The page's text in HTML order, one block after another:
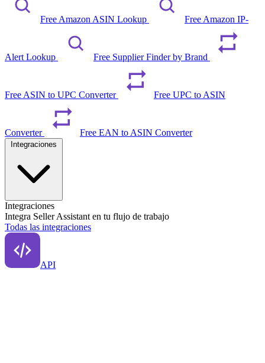
Free Amazon ASIN Lookup Free Amazon IP-
Alert Lookup Free Supplier Finder by Brand
Free ASIN to UPC Converter Free UPC to ASIN
Converter Free EAN to ASIN Converter
Integraciones
Integra Seller Assistant en tu flujo de trabajo
Todas las integraciones
API